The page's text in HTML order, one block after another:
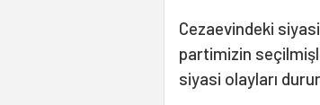
Cezaevindeki
partimizin
siyasi olayları